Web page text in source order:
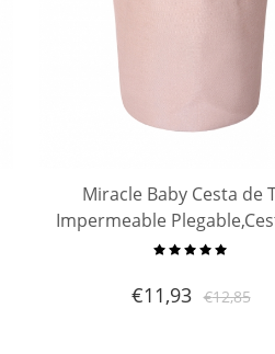
Miracle Baby Cesta de
Impermeable
lavanderíapara la
Almacenamiento de
€11,93 €12,85